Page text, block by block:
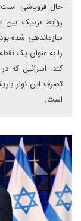
حال فروپاشی
روابط نزدیک
سازماندهی شده
را به عنوان یک
تصرف این نوار
است.